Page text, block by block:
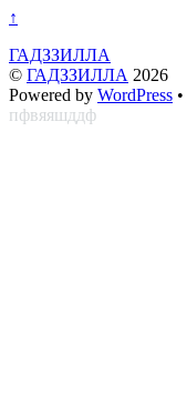
↑
ГАДЗЗИЛЛА
© ГАДЗЗИЛЛА 2026
Powered by WordPress •
пфвяяшддф